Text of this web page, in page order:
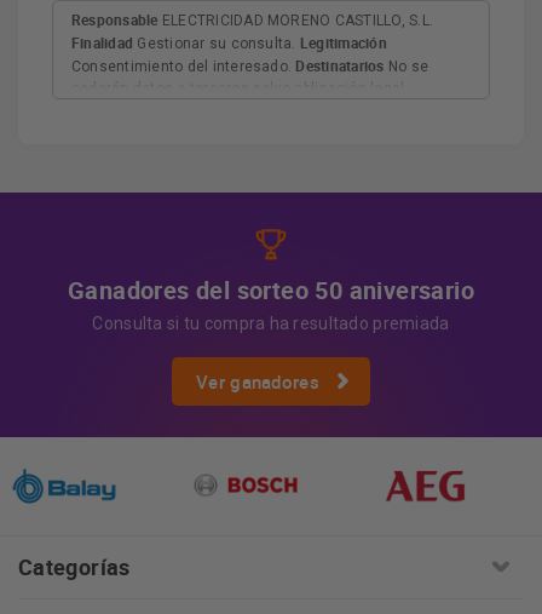
Responsable ELECTRICIDAD MORENO CASTILLO, S.L.
Finalidad Gestionar su consulta. Legitimación
Consentimiento del interesado. Destinatarios No se
cederán datos a terceros salvo obligación legal.
Ganadores del sorteo 50 aniversario
Consulta si tu compra ha resultado premiada
Ver ganadores
Categorías